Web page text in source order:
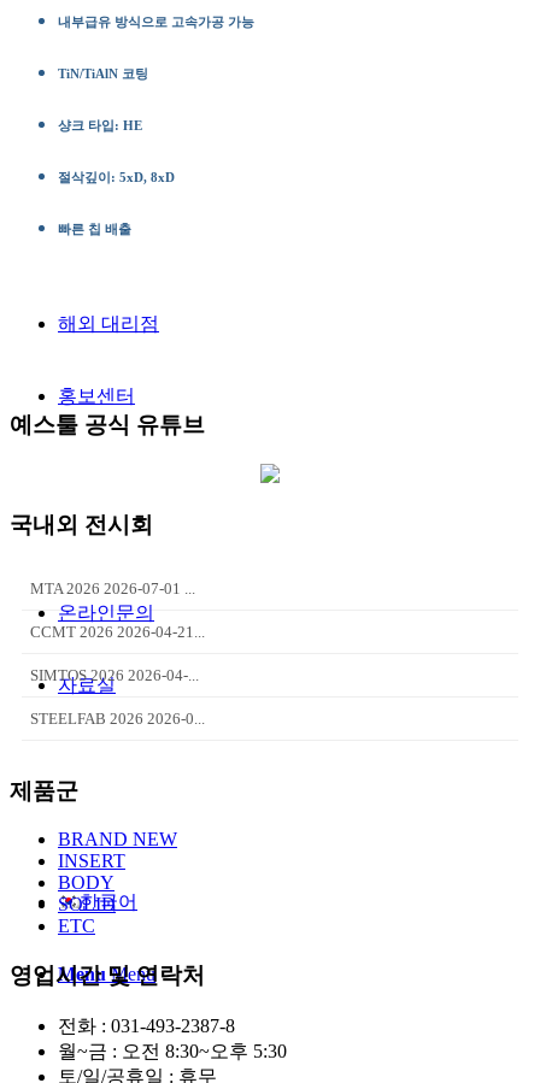
해외 대리점
홍보센터
온라인문의
자료실
한국어
Menu Menu
내부급유 방식으로 고속가공 가능
TiN/TiAlN 코팅
샹크 타입: HE
절삭깊이: 5xD, 8xD
빠른 칩 배출
예스툴 공식 유튜브
국내외 전시회
MTA 2026 2026-07-01 ...
CCMT 2026 2026-04-21...
SIMTOS 2026 2026-04-...
STEELFAB 2026 2026-0...
제품군
BRAND NEW
INSERT
BODY
SOLID
ETC
영업시간 및 연락처
전화 : 031-493-2387-8
월~금 : 오전 8:30~오후 5:30
토/일/공휴일 : 휴무